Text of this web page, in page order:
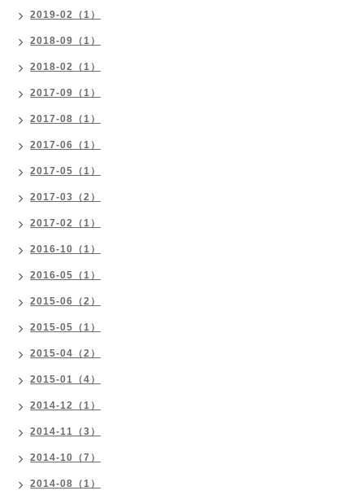
2019-02（1）
2018-09（1）
2018-02（1）
2017-09（1）
2017-08（1）
2017-06（1）
2017-05（1）
2017-03（2）
2017-02（1）
2016-10（1）
2016-05（1）
2015-06（2）
2015-05（1）
2015-04（2）
2015-01（4）
2014-12（1）
2014-11（3）
2014-10（7）
2014-08（1）